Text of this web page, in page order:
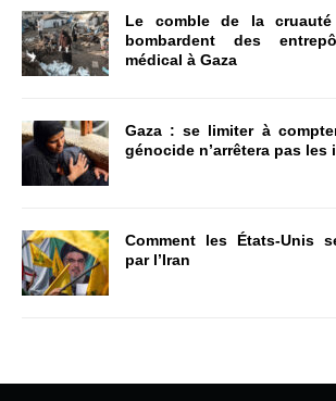
Le comble de la
bombardent des
médical à Gaza
Gaza : se limiter à
génocide n’arrêtera pas les
Comment les États-Unis
par l’Iran